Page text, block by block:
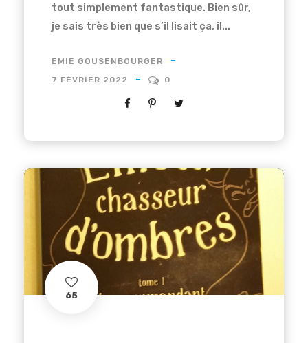
tout simplement fantastique. Bien sûr,
je sais très bien que s’il lisait ça, il...
EMIE GOUSENBOURGER
7 FÉVRIER 2022
0
65